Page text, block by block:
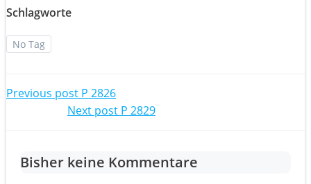
Schlagworte
No Tag
Post
Previous post P 2826
navigation
Next post P 2829
Bisher keine Kommentare